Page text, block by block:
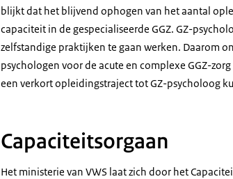
blijkt dat het blijvend ophogen van het aantal
capaciteit in de gespecialiseerde GGZ. GZ-
zelfstandige praktijken te gaan werken. Daarom
psychologen voor de acute en complexe GGZ-
een verkort opleidingstraject tot GZ-psycholoog
Capaciteitsorgaan
Het ministerie van VWS laat zich door het